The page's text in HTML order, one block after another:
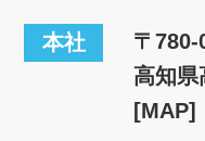
本社
〒780-
高知県
[MAP]